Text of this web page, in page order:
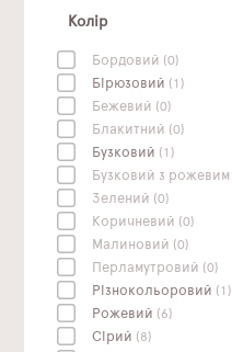
Колір
Бордовий (0)
Бірюзовий (1)
Бежевий (0)
Блакитний (0)
Бузковий (1)
Бузковий з рожевим
Зелений (0)
Коричневий (0)
Малиновий (0)
Перламутровий (0)
Різнокольоровий (1)
Рожевий (6)
Сірий (8)